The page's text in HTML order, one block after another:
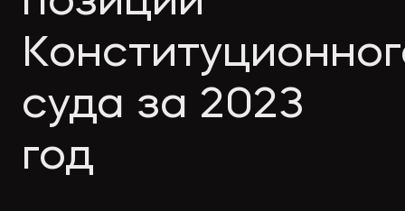
Банкротство
Экологическое
право
Media
publications
Useful
суда за 2023
год